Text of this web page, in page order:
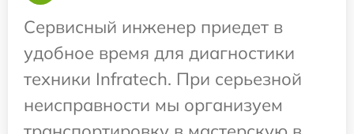
Сервисный инженер приедет в
удобное время для диагностики
техники Infratech. При серьезной
неисправности мы организуем